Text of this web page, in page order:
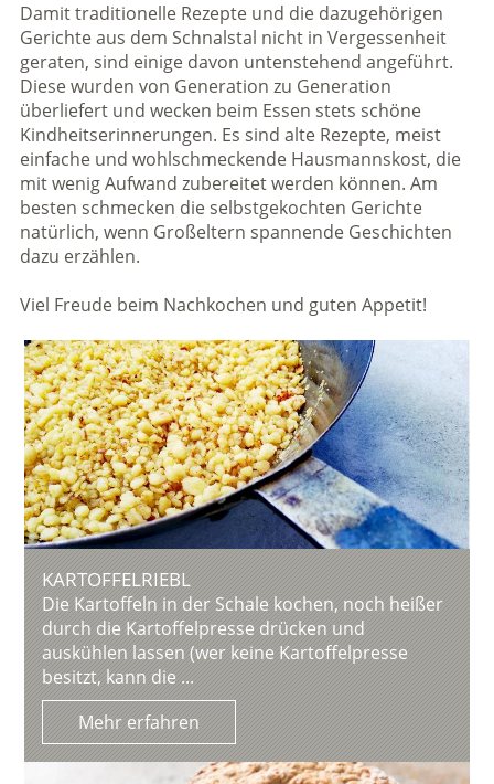
Damit traditionelle Rezepte und die dazugehörigen
Gerichte aus dem Schnalstal nicht in Vergessenheit
geraten, sind einige davon untenstehend angeführt.
Diese wurden von Generation zu Generation
überliefert und wecken beim Essen stets schöne
Kindheitserinnerungen. Es sind alte Rezepte, meist
einfache und wohlschmeckende Hausmannskost, die
mit wenig Aufwand zubereitet werden können. Am
besten schmecken die selbstgekochten Gerichte
natürlich, wenn Großeltern spannende Geschichten
dazu erzählen.
Viel Freude beim Nachkochen und guten Appetit!
KARTOFFELRIEBL
Die Kartoffeln in der Schale kochen, noch heißer
durch die Kartoffelpresse drücken und
auskühlen lassen (wer keine Kartoffelpresse
besitzt, kann die ...
Mehr erfahren